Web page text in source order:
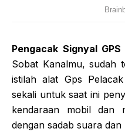
Pengacak Signyal
Sobat Kanalmu, sudah
istilah alat Gps
sekali untuk saat ini
kendaraan mobil dan
dengan sadab suara